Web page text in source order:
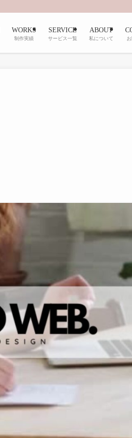
WORKS
制作実績
SERVICE
サービス一覧
ABOUT
私について